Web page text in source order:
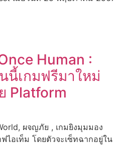
Human :
นี้เกมฟรีมาใหม่
Platform
ผจญภัย , เกมยิงมุมมอง
ไอเท็ม โดยตัวจะเซ็ทฉากอยู่ใน